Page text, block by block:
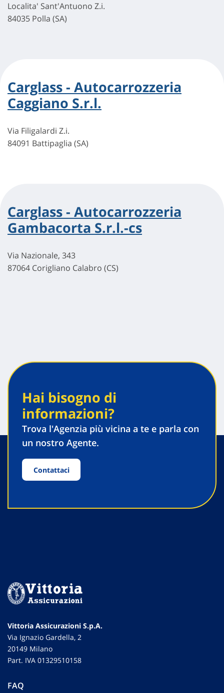
Localita' Sant'Antuono Z.i.
84035 Polla (SA)
Carglass - Autocarrozzeria
Caggiano S.r.l.
Via Filigalardi Z.i.
84091 Battipaglia (SA)
Carglass - Autocarrozzeria
Gambacorta S.r.l.-cs
Via Nazionale, 343
87064 Corigliano Calabro (CS)
Hai bisogno di
informazioni?
Trova l'Agenzia più vicina a te e parla con
un nostro Agente.
Contattaci
Vittoria Assicurazioni S.p.A.
Via Ignazio Gardella, 2
20149 Milano
Part. IVA 01329510158
FAQ